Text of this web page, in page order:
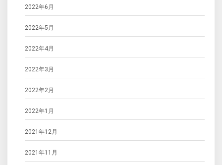
2022年6月
2022年5月
2022年4月
2022年3月
2022年2月
2022年1月
2021年12月
2021年11月